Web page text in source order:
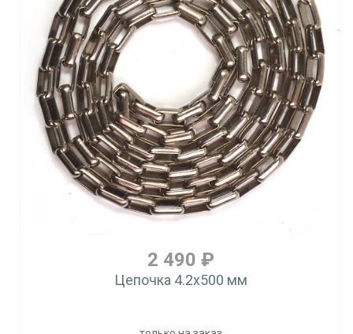
2 490 ₽
Цепочка 4.2x500 мм